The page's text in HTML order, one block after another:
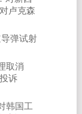
卢克森
弹试射
取消
诉
韩国工